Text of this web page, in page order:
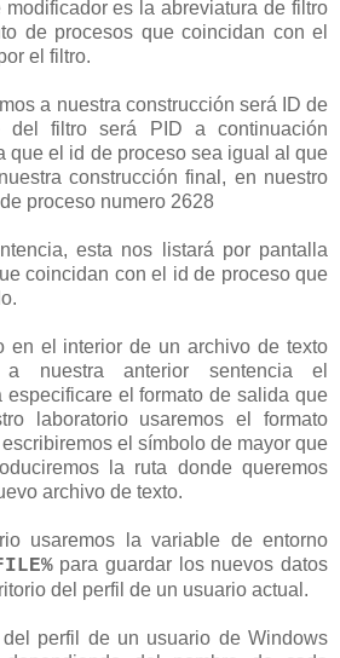
es la abreviatura de filtro
de procesos que coincidan con el
el filtro.
a nuestra construcción será ID de
del filtro será PID a continuación
que el id de proceso sea igual al que
construcción final, en nuestro
proceso numero 2628
esta nos listará por pantalla
coincidan con el id de proceso que
en el interior de un archivo de texto
a nuestra anterior sentencia el
especificare el formato de salida que
laboratorio usaremos el formato
el símbolo de mayor que
la ruta donde queremos
archivo de texto.
usaremos la variable de entorno
para guardar los nuevos datos
del perfil de un usuario actual.
del perfil de un usuario de Windows